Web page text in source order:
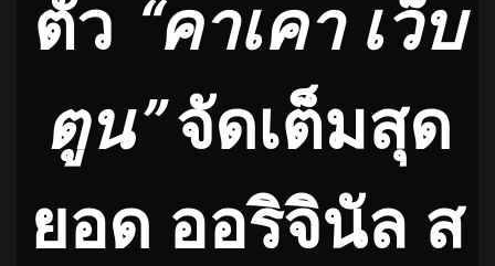
ตัว “คาเคา เว็บ
ตูน”จัดเต็มสุด
ยอด ออริจินัล ส